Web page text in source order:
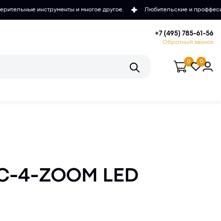
и многое другое. Любительские и проффесиональные
+7 (495) 785-61-56
Обратный звонок
0 0
4-ZOOM LED